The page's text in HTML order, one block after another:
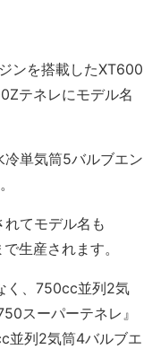
ンを搭載したXT600
テネレにモデル名
単気筒5バルブエン
てモデル名も
生産されます。
く、750cc並列2気
スーパーテネレ』
並列2気筒4バルブエ